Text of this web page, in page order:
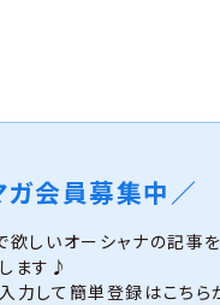
ガ会員募集中／
欲しいオーシャナの記事
ます♪
入力して簡単登録はこち